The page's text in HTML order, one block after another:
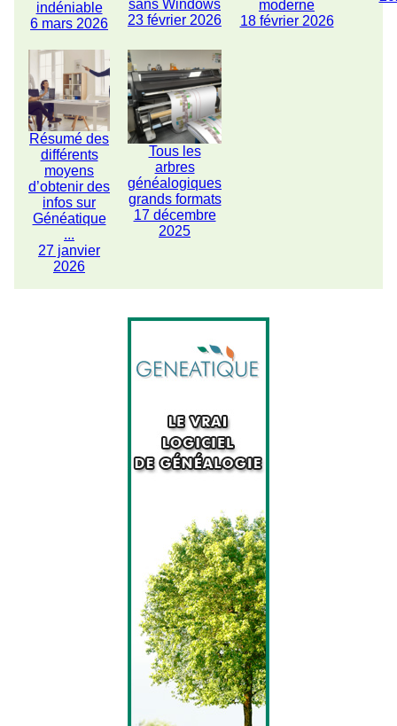
indéniable
6 mars 2026
sans Windows
23 février 2026
moderne
18 février 2026
Résumé des
différents
moyens
d’obtenir des
infos sur
Généatique
...
27 janvier
2026
Tous les
arbres
généalogiques
grands formats
17 décembre
2025